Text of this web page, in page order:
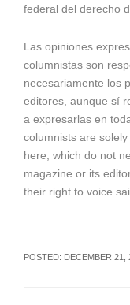
federal del derecho
Las opiniones
columnistas son
necesariamente los
editores, aunque sí
a expresarlas en
columnists are
here, which do not
magazine or its
their right to voice
POSTED: DECEMBER 21,